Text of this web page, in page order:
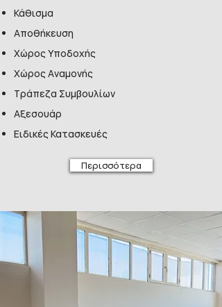
Κάθισμα
Αποθήκευση
Χώρος Υποδοχής
Χώρος Αναμονής
Τράπεζα Συμβουλίων
Αξεσουάρ
Ειδικές Κατασκευές
Περισσότερα